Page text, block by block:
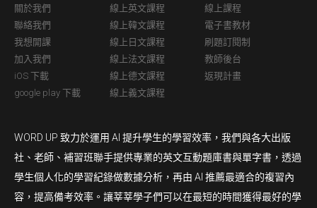
關於我們
聯絡我們
我想開課
加入我們
iOS 下載
google play 下載
線上英文課程
線上韓文課程
線上日文課程
線上法文課程
線上德文課程
線上義文課程
線上課程
電子書教材
刷題訂閱制
教師後台
返現計畫
WORD UP 致力於運用 AI 提升學生的學習效率，我們與各大出版
社、老師、補習班聯手提供專業的英文互動題庫書與單字書，透過
學生個人化的學習紀錄做數據分析，再由 AI 推薦最適合的複習內
容，提高備考效率。讓莘莘學子們可以在最短的時間獲得最好的學